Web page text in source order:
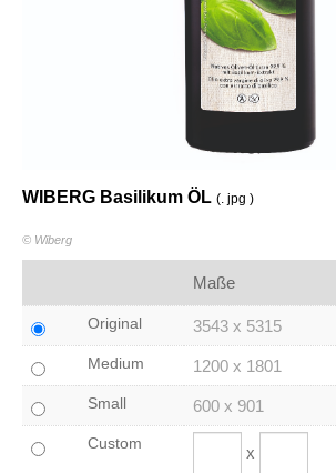
WIBERG Basilikum ÖL (. jpg )
© Wiberg
Maße
Original 3543 x 5315
Medium 1200 x 1801
Small 600 x 901
Custom x